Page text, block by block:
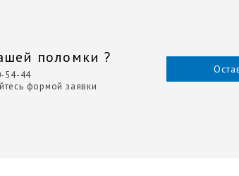
поломки ?
54-44
формой заявки